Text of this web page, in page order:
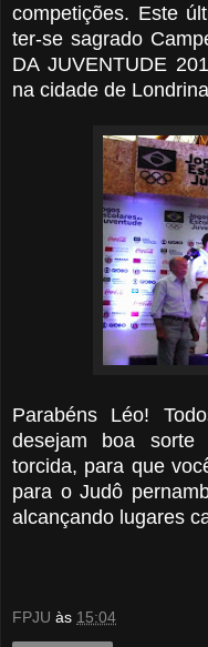
competições. Este
ter-se sagrado
DA JUVENTUDE
na cidade de
Parabéns Léo!
desejam boa
torcida, para que
para o Judô
alcançando lugares
FPJU às 15:04